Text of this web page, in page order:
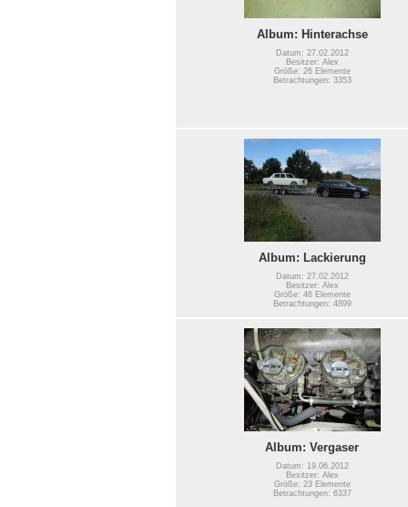
Album: Hinterachse
Datum: 27.02.2012
Besitzer: Alex
Größe: 26 Elemente
Betrachtungen: 3353
Album: Lackierung
Datum: 27.02.2012
Besitzer: Alex
Größe: 46 Elemente
Betrachtungen: 4899
Album: Vergaser
Datum: 19.06.2012
Besitzer: Alex
Größe: 23 Elemente
Betrachtungen: 6337